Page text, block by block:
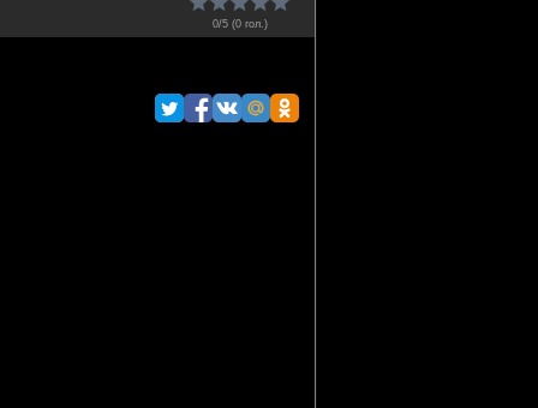
0/5 (0гол.)